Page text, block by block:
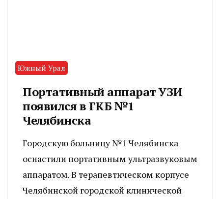
Южный Урал
Портативный аппарат УЗИ
появился в ГКБ №1
Челябинска
Городскую больницу №1 Челябинска
оснастили портативным ультразвуковым
аппаратом. В терапевтическом корпусе
Челябинской городской клинической